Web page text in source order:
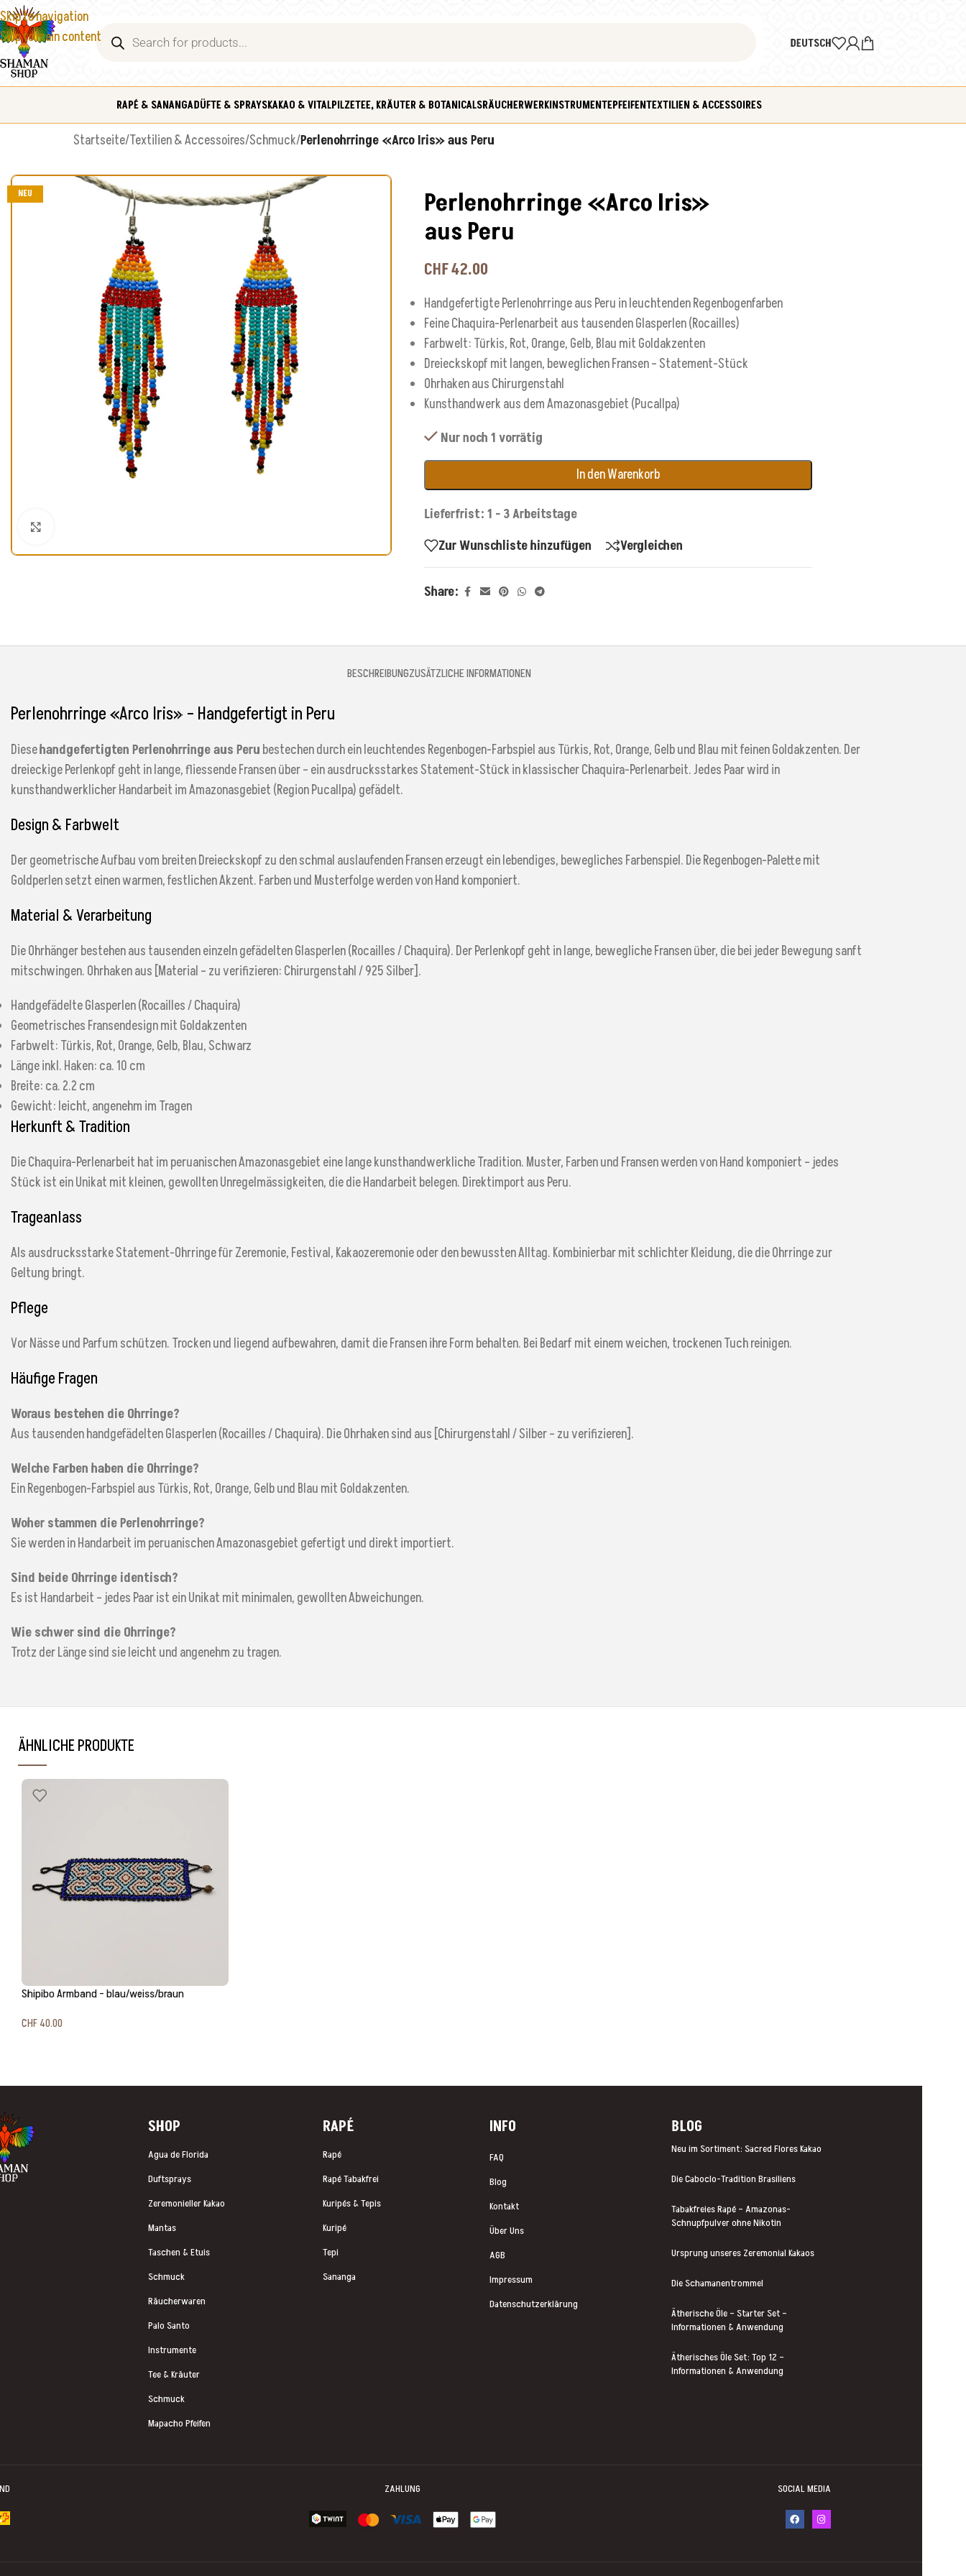
Skip to navigation
Skip to main content
DEUTSCH
RAPÉ & SANANGADÜFTE & SPRAYSKAKAO & VITALPILZETEE, KRÄUTER & BOTANICALSRÄUCHERWERKINSTRUMENTEPFEIFENTEXTILIEN & ACCESSOIRES
Startseite/Textilien & Accessoires/Schmuck/Perlenohrringe «Arco Iris» aus Peru
NEU
Perlenohrringe «Arco Iris»
aus Peru
CHF42.00
Handgefertigte Perlenohrringe aus Peru in leuchtenden Regenbogenfarben
Feine Chaquira-Perlenarbeit aus tausenden Glasperlen (Rocailles)
Farbwelt: Türkis, Rot, Orange, Gelb, Blau mit Goldakzenten
Dreieckskopf mit langen, beweglichen Fransen – Statement-Stück
Ohrhaken aus Chirurgenstahl
Kunsthandwerk aus dem Amazonasgebiet (Pucallpa)
Nur noch 1 vorrätig
In den Warenkorb
Lieferfrist: 1 - 3 Arbeitstage
Zur Wunschliste hinzufügen
Vergleichen
Share:
BESCHREIBUNGZUSÄTZLICHE INFORMATIONEN
Perlenohrringe «Arco Iris» – Handgefertigt in Peru
Diesehandgefertigten Perlenohrringe aus Peru bestechen durch ein leuchtendes Regenbogen-Farbspiel aus Türkis, Rot, Orange, Gelb und Blau mit feinen Goldakzenten. Der
dreieckige Perlenkopf geht in lange, fliessende Fransen über – ein ausdrucksstarkes Statement-Stück in klassischer Chaquira-Perlenarbeit. Jedes Paar wird in
kunsthandwerklicher Handarbeit im Amazonasgebiet (Region Pucallpa) gefädelt.
Design & Farbwelt
Der geometrische Aufbau vom breiten Dreieckskopf zu den schmal auslaufenden Fransen erzeugt ein lebendiges, bewegliches Farbenspiel. Die Regenbogen-Palette mit
Goldperlen setzt einen warmen, festlichen Akzent. Farben und Musterfolge werden von Hand komponiert.
Material & Verarbeitung
Die Ohrhänger bestehen aus tausenden einzeln gefädelten Glasperlen (Rocailles / Chaquira). Der Perlenkopf geht in lange, bewegliche Fransen über, die bei jeder Bewegung sanft
mitschwingen. Ohrhaken aus [Material – zu verifizieren: Chirurgenstahl / 925 Silber].
Handgefädelte Glasperlen (Rocailles / Chaquira)
Geometrisches Fransendesign mit Goldakzenten
Farbwelt: Türkis, Rot, Orange, Gelb, Blau, Schwarz
Länge inkl. Haken: ca. 10 cm
Breite: ca. 2.2 cm
Gewicht: leicht, angenehm im Tragen
Herkunft & Tradition
Die Chaquira-Perlenarbeit hat im peruanischen Amazonasgebiet eine lange kunsthandwerkliche Tradition. Muster, Farben und Fransen werden von Hand komponiert – jedes
Stück ist ein Unikat mit kleinen, gewollten Unregelmässigkeiten, die die Handarbeit belegen. Direktimport aus Peru.
Trageanlass
Als ausdrucksstarke Statement-Ohrringe für Zeremonie, Festival, Kakaozeremonie oder den bewussten Alltag. Kombinierbar mit schlichter Kleidung, die die Ohrringe zur
Geltung bringt.
Pflege
Vor Nässe und Parfum schützen. Trocken und liegend aufbewahren, damit die Fransen ihre Form behalten. Bei Bedarf mit einem weichen, trockenen Tuch reinigen.
Häufige Fragen
Woraus bestehen die Ohrringe?
Aus tausenden handgefädelten Glasperlen (Rocailles / Chaquira). Die Ohrhaken sind aus [Chirurgenstahl / Silber – zu verifizieren].
Welche Farben haben die Ohrringe?
Ein Regenbogen-Farbspiel aus Türkis, Rot, Orange, Gelb und Blau mit Goldakzenten.
Woher stammen die Perlenohrringe?
Sie werden in Handarbeit im peruanischen Amazonasgebiet gefertigt und direkt importiert.
Sind beide Ohrringe identisch?
Es ist Handarbeit – jedes Paar ist ein Unikat mit minimalen, gewollten Abweichungen.
Wie schwer sind die Ohrringe?
Trotz der Länge sind sie leicht und angenehm zu tragen.
ÄHNLICHE PRODUKTE
Shipibo Armband – blau/weiss/braun
CHF40.00
SHOP
Agua de Florida
Duftsprays
Zeremonieller Kakao
Mantas
Taschen & Etuis
Schmuck
Räucherwaren
Palo Santo
Instrumente
Tee & Kräuter
Schmuck
Mapacho Pfeifen
RAPÉ
Rapé
Rapé Tabakfrei
Kuripés & Tepis
Kuripé
Tepi
Sananga
INFO
FAQ
Blog
Kontakt
Über Uns
AGB
Impressum
Datenschutzerklärung
BLOG
Neu im Sortiment: Sacred Flores Kakao
Die Caboclo-Tradition Brasiliens
Tabakfreies Rapé – Amazonas-
Schnupfpulver ohne Nikotin
Ursprung unseres Zeremonial Kakaos
Die Schamanentrommel
Ätherische Öle – Starter Set –
Informationen & Anwendung
Ätherisches Öle Set: Top 12 –
Informationen & Anwendung
ZAHLUNG SOCIAL MEDIA